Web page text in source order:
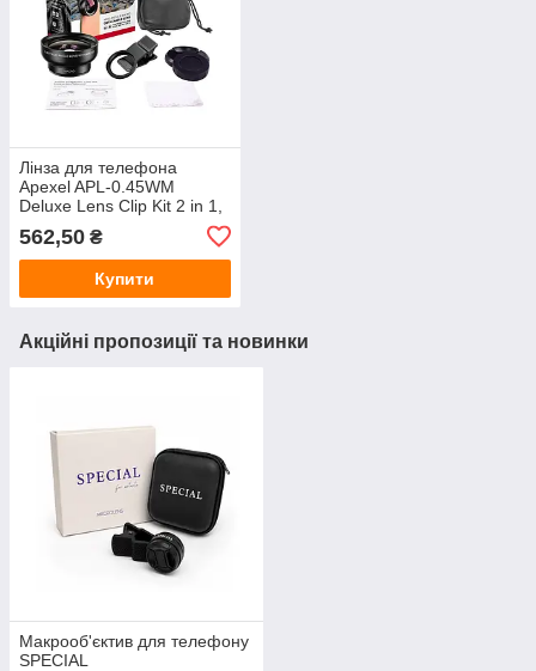
Лінза для телефона
Apexel APL-0.45WM
Deluxe Lens Clip Kit 2 in 1,
набір лінз, об'єктивів для
телефона,
562,50 ₴
Купити
Акційні пропозиції та новинки
Макрооб'єктив для телефону
SPECIAL